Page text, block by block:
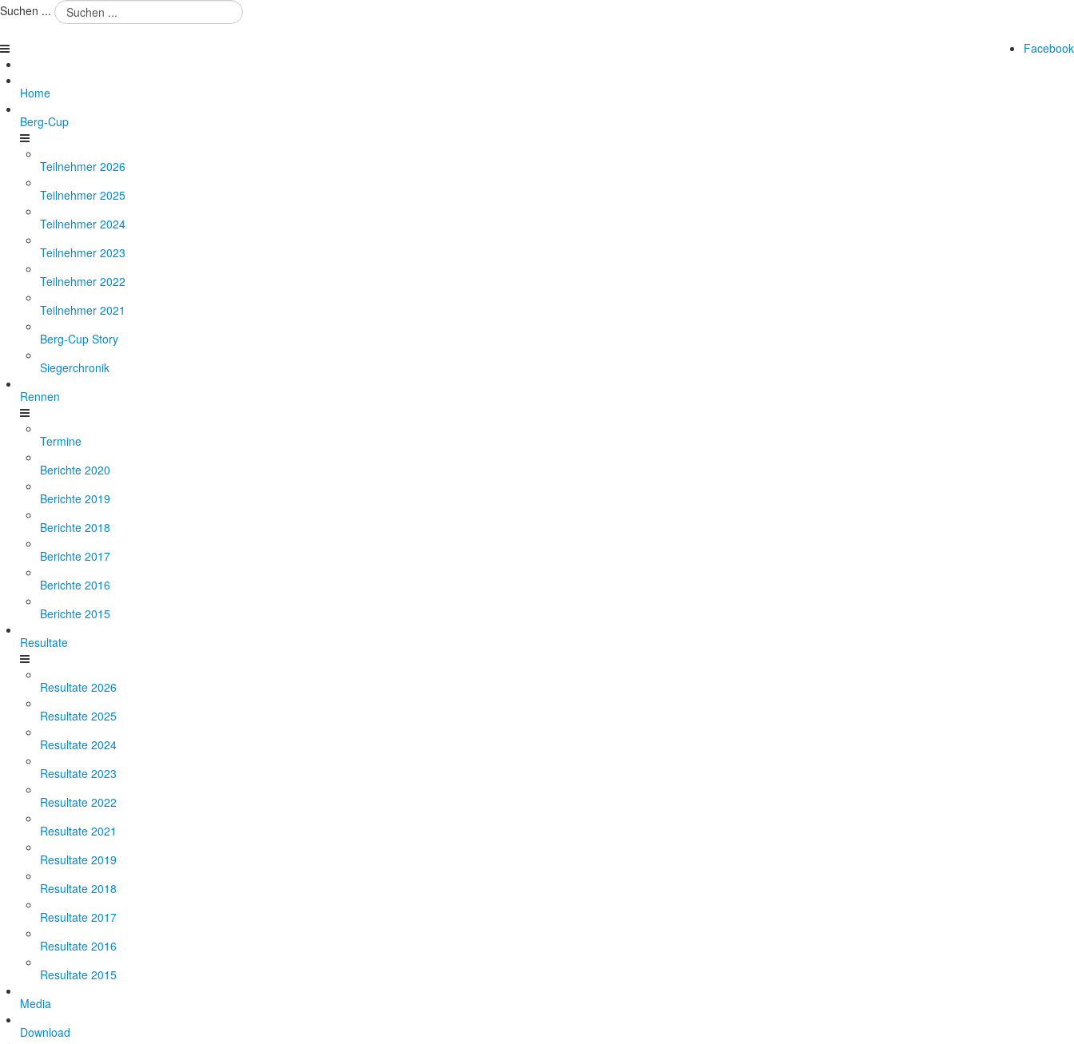
Suchen ...
Facebook
Home
Berg-Cup
Teilnehmer 2026
Teilnehmer 2025
Teilnehmer 2024
Teilnehmer 2023
Teilnehmer 2022
Teilnehmer 2021
Berg-Cup Story
Siegerchronik
Rennen
Termine
Berichte 2020
Berichte 2019
Berichte 2018
Berichte 2017
Berichte 2016
Berichte 2015
Resultate
Resultate 2026
Resultate 2025
Resultate 2024
Resultate 2023
Resultate 2022
Resultate 2021
Resultate 2019
Resultate 2018
Resultate 2017
Resultate 2016
Resultate 2015
Media
Download